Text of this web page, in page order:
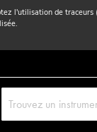
l'utilisation de